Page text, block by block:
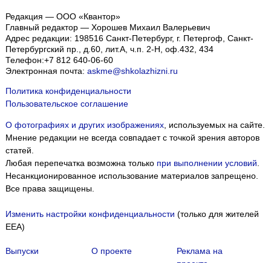
Редакция — ООО «Квантор»
Главный редактор — Хорошев Михаил Валерьевич
Адрес редакции: 198516 Санкт-Петербург, г. Петергоф Санкт-
Петербургский пр., д.60, лит.А, ч.п. 2-Н, оф.432, 434
Телефон:+7 812 640-06-60
Электронная почта: askme@shkolazhizni.ru
Политика конфиденциальности
Пользовательское соглашение
О фотографиях и других изображениях, используемых на сайте.
Мнение редакции не всегда совпадает с точкой зрения авторов
статей.
Любая перепечатка возможна только при выполнении условий
Несанкционированное использование материалов запрещено.
Все права защищены.
Изменить настройки конфиденциальности (только для жителей
EEA)
Выпуски О проекте
Реклама на